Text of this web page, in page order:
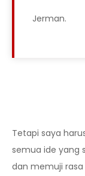
Jerman.
Tetapi saya
semua ide yang
dan memuji